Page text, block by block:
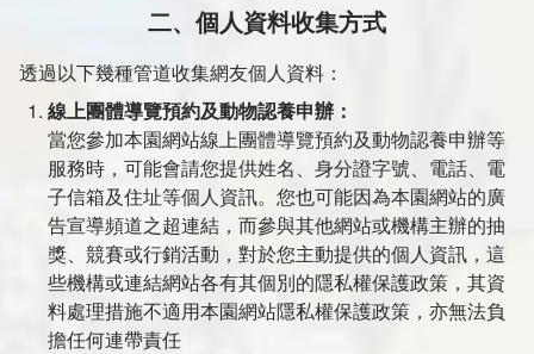
二、個人資料收集方式
透過以下幾種管道收集網友個人資料：
線上團體導覽預約及動物認養申辦：
當您參加本園網站線上團體導覽預約及動物認養申辦等
服務時，可能會請您提供姓名、身分證字號、電話、電
子信箱及住址等個人資訊。您也可能因為本園網站的廣
告宣導頻道之超連結，而參與其他網站或機構主辦的抽
獎、競賽或行銷活動，對於您主動提供的個人資訊，這
些機構或連結網站各有其個別的隱私權保護政策，其資
料處理措施不適用本園網站隱私權保護政策，亦無法負
擔任何連帶責任